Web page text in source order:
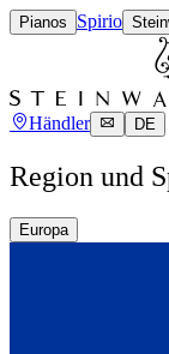
Pianos Spirio
Händler DE
Region und
Europa